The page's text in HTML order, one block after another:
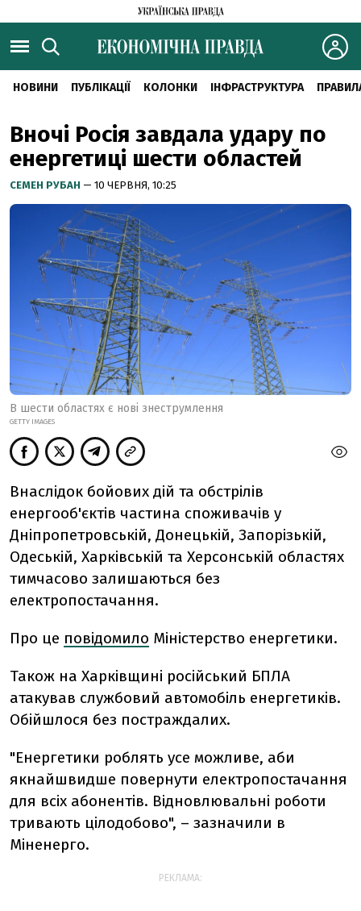
НОВИНИ ПУБЛІКАЦІЇ КОЛОНКИ ІНФРАСТРУКТУРА
Вночі Росія завдала удару по
енергетиці шести областей
СЕМЕН РУБАН — 10 ЧЕРВНЯ, 10:25
В шести областях є нові знеструмлення
GETTY IMAGES
Внаслідок бойових дій та обстрілів
енергооб'єктів частина споживачів у
Дніпропетровській, Донецькій, Запорізькій,
Одеській, Харківській та Херсонській областях
тимчасово залишаються без
електропостачання.
Про це повідомило Міністерство енергетики.
Також на Харківщині російський БПЛА
атакував службовий автомобіль енергетиків.
Обійшлося без постраждалих.
"Енергетики роблять усе можливе, аби
якнайшвидше повернути електропостачання
для всіх абонентів. Відновлювальні роботи
тривають цілодобово", – зазначили в
Міненерго.
РЕКЛАМА: